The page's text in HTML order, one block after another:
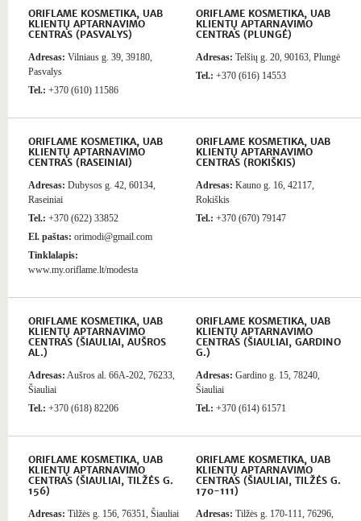
ORIFLAME KOSMETIKA, UAB
KLIENTŲ APTARNAVIMO
CENTRAS (PASVALYS)
Adresas: Vilniaus g. 39, 39180,
Pasvalys
Tel.: +370 (610) 11586
ORIFLAME KOSMETIKA, UAB
KLIENTŲ APTARNAVIMO
CENTRAS (PLUNGĖ)
Adresas: Telšių g. 20, 90163, Plungė
Tel.: +370 (616) 14553
ORIFLAME KOSMETIKA, UAB
KLIENTŲ APTARNAVIMO
CENTRAS (RASEINIAI)
Adresas: Dubysos g. 42, 60134,
Raseiniai
Tel.: +370 (622) 33852
El. paštas: orimodi@gmail.com
Tinklalapis:
www.my.oriflame.lt/modesta
ORIFLAME KOSMETIKA, UAB
KLIENTŲ APTARNAVIMO
CENTRAS (ROKIŠKIS)
Adresas: Kauno g. 16, 42117,
Rokiškis
Tel.: +370 (670) 79147
ORIFLAME KOSMETIKA, UAB
KLIENTŲ APTARNAVIMO
CENTRAS (ŠIAULIAI, AUŠROS
AL.)
Adresas: Aušros al. 66A-202, 76233,
Šiauliai
Tel.: +370 (618) 82206
ORIFLAME KOSMETIKA, UAB
KLIENTŲ APTARNAVIMO
CENTRAS (ŠIAULIAI, GARDINO
G.)
Adresas: Gardino g. 15, 78240,
Šiauliai
Tel.: +370 (614) 61571
ORIFLAME KOSMETIKA, UAB
KLIENTŲ APTARNAVIMO
CENTRAS (ŠIAULIAI, TILŽĖS G.
156)
Adresas: Tilžės g. 156, 76351, Šiauliai
ORIFLAME KOSMETIKA, UAB
KLIENTŲ APTARNAVIMO
CENTRAS (ŠIAULIAI, TILŽĖS G.
170-111)
Adresas: Tilžės g. 170-111, 76296,